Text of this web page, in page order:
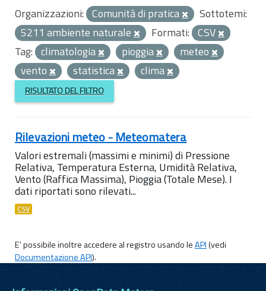
Organizzazioni: Comunità di pratica
Sottotemi:
5211 ambiente naturale
Formati: CSV
Tag: climatologia pioggia
meteo
vento
statistica clima
RISULTATO DEL FILTRO
Rilevazioni meteo - Meteomatera
Valori estremali (massimi e minimi) di Pressione
Relativa, Temperatura Esterna, Umidità Relativa,
Vento (Raffica Massima), Pioggia (Totale Mese). I
dati riportati sono rilevati...
CSV
E' possibile inoltre accedere al registro usando leAPI(vedi
Documentazione API).